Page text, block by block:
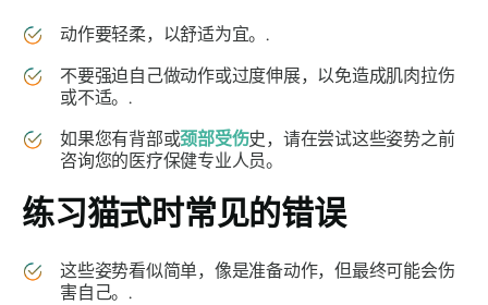
动作要轻柔，以舒适为宜。.
不要强迫自己做动作或过度伸展，以免造成肌肉拉伤
或不适。.
如果您有背部或颈部受伤史，请在尝试这些姿势之前
咨询您的医疗保健专业人员。
练习猫式时常见的错误
这些姿势看似简单，像是准备动作，但最终可能会伤
害自己。.